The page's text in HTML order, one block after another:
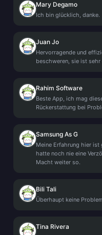
Mary Degamo
Ich bin glücklich, danke.
Juan Jo
Hervorragende und
beschweren, sie ist sehr
Rahim Software
Beste App, ich mag
Rückerstattung bei
Samsung As G
Meine Erfahrung hier
hatte noch nie eine
Macht weiter so.
Bili Tali
Überhaupt keine
Tina Rivera